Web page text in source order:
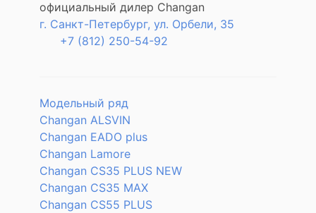
официальный дилер Changan
г. Санкт-Петербург, ул. Орбели, 35
+7 (812) 250-54-92
Модельный ряд
Changan ALSVIN
Changan EADO plus
Changan Lamore
Changan CS35 PLUS NEW
Changan CS35 MAX
Changan CS55 PLUS